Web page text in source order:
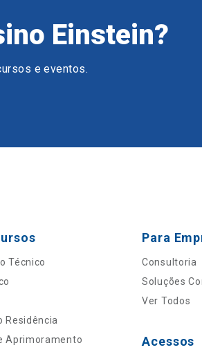
Einstein?
e eventos.
Técnico
Residência
Aprimoramento
Para
Consultoria
Soluções
Ver Todos
Acessos